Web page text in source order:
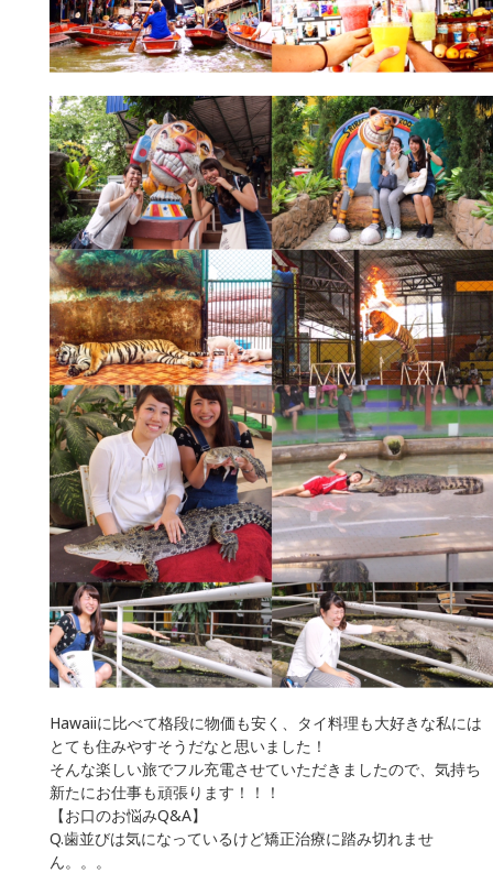
Hawaiiに比べて格段に物価も安く、タイ料理も大好きな私には
とても住みやすそうだなと思いました！
そんな楽しい旅でフル充電させていただきましたので、気持ち
新たにお仕事も頑張ります！！！
【お口のお悩みQ&A】
Q.歯並びは気になっているけど矯正治療に踏み切れませ
ん。。。